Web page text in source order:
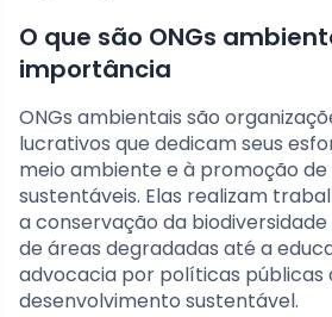
O que são ONGs
importância
ONGs ambientais são
lucrativos que dedicam seus
meio ambiente e à promoção
sustentáveis. Elas realizam
a conservação da
de áreas degradadas até a
advocacia por políticas públicas
desenvolvimento sustentável.